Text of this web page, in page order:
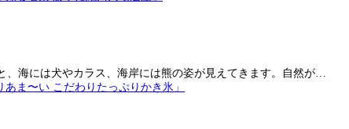
、海には犬やカラス、海岸には熊の姿が見えてきます。自然が…